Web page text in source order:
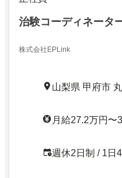
治験コーディネータ
株式会社EPLink
山梨県 甲府市
月給27.2万円〜
週休2日制 / 1日